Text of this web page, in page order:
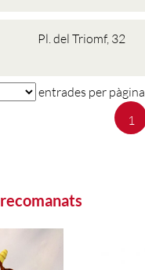
Pl. del Triomf, 32
entrades per pàgina
Anterior
1